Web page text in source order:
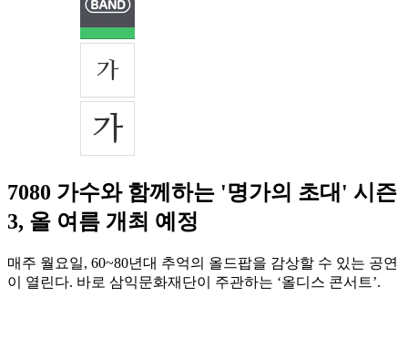
7080 가수와 함께하는 '명가의 초대' 시즌
3, 올 여름 개최 예정
매주 월요일, 60~80년대 추억의 올드팝을 감상할 수 있는 공연
이 열린다. 바로 삼익문화재단이 주관하는 ‘올디스 콘서트’.